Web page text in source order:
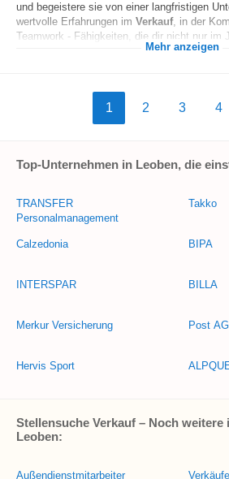
und begeistere sie von einer langfristigen
wertvolle Erfahrungen im Verkauf, in der
Teamwork - Fähigkeiten, die dir nicht nur im
Mehr anzeigen
1 2 3 4
Top-Unternehmen in Leoben, die
TRANSFER
Personalmanagement
Calzedonia
INTERSPAR
Merkur Versicherung
Hervis Sport
Takko
BIPA
BILLA
Post AG
Stellensuche Verkauf – Noch
Leoben:
Außendienstmitarbeiter